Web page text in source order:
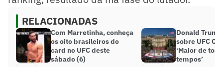
RELACIONADAS
Com Marretinha, conheça
os oito brasileiros do
card no UFC deste
sábado (6)
Donald
sobre UFC
‘Maior de
tempos’